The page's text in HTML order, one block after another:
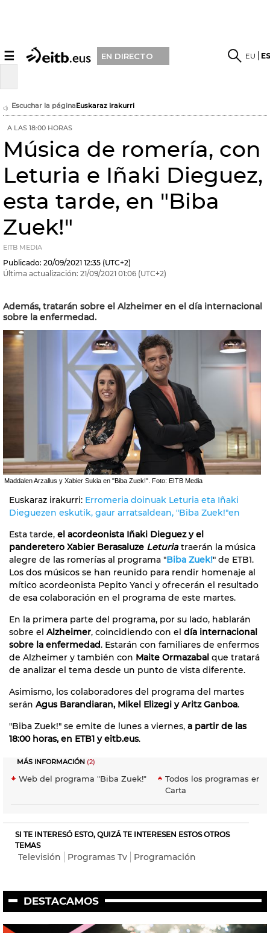
☰ EN DIRECTO EU
Escuchar la páginaEuskaraz irakurri
A LAS 18:00 HORAS
Música de romería, con
Leturia e Iñaki Dieguez,
esta tarde, en "Biba
Zuek!"
EITB MEDIA
Publicado: 20/09/2021 12:35 (UTC+2)
Última actualización: 21/09/2021 01:06 (UTC+2)
Además, tratarán sobre el Alzheimer en el día internacional
sobre la enfermedad.
Maddalen Arzallus y Xabier Sukia en "Biba Zuek!". Foto: EITB Media
Euskaraz irakurri: Erromeria doinuak Leturia eta Iñaki
Dieguezen eskutik, gaur arratsaldean, "Biba Zuek!"en
Esta tarde, el acordeonista Iñaki Dieguez y el
panderetero Xabier Berasaluze Leturiatraerán la música
alegre de las romerías al programa "Biba Zuek!" de ETB1.
Los dos músicos se han reunido para rendir homenaje al
mítico acordeonista Pepito Yanci y ofrecerán el resultado
de esa colaboración en el programa de este martes.
En la primera parte del programa, por su lado, hablarán
sobre el Alzheimer, coincidiendo con el día internacional
sobre la enfermedad. Estarán con familiares de enfermos
de Alzheimer y también con Maite Ormazabal que tratará
de analizar el tema desde un punto de vista diferente.
Asimismo, los colaboradores del programa del martes
serán Agus Barandiaran, Mikel Elizegi y Aritz Ganboa.
"Biba Zuek!" se emite de lunes a viernes, a partir de las
18:00 horas, en ETB1 y eitb.eus.
MÁS INFORMACIÓN (2)
Web del programa "Biba Zuek!"
Todos los programas en
Carta
SI TE INTERESÓ ESTO, QUIZÁ TE INTERESEN ESTOS OTROS
TEMAS
Televisión Programas Tv Programación
DESTACAMOS